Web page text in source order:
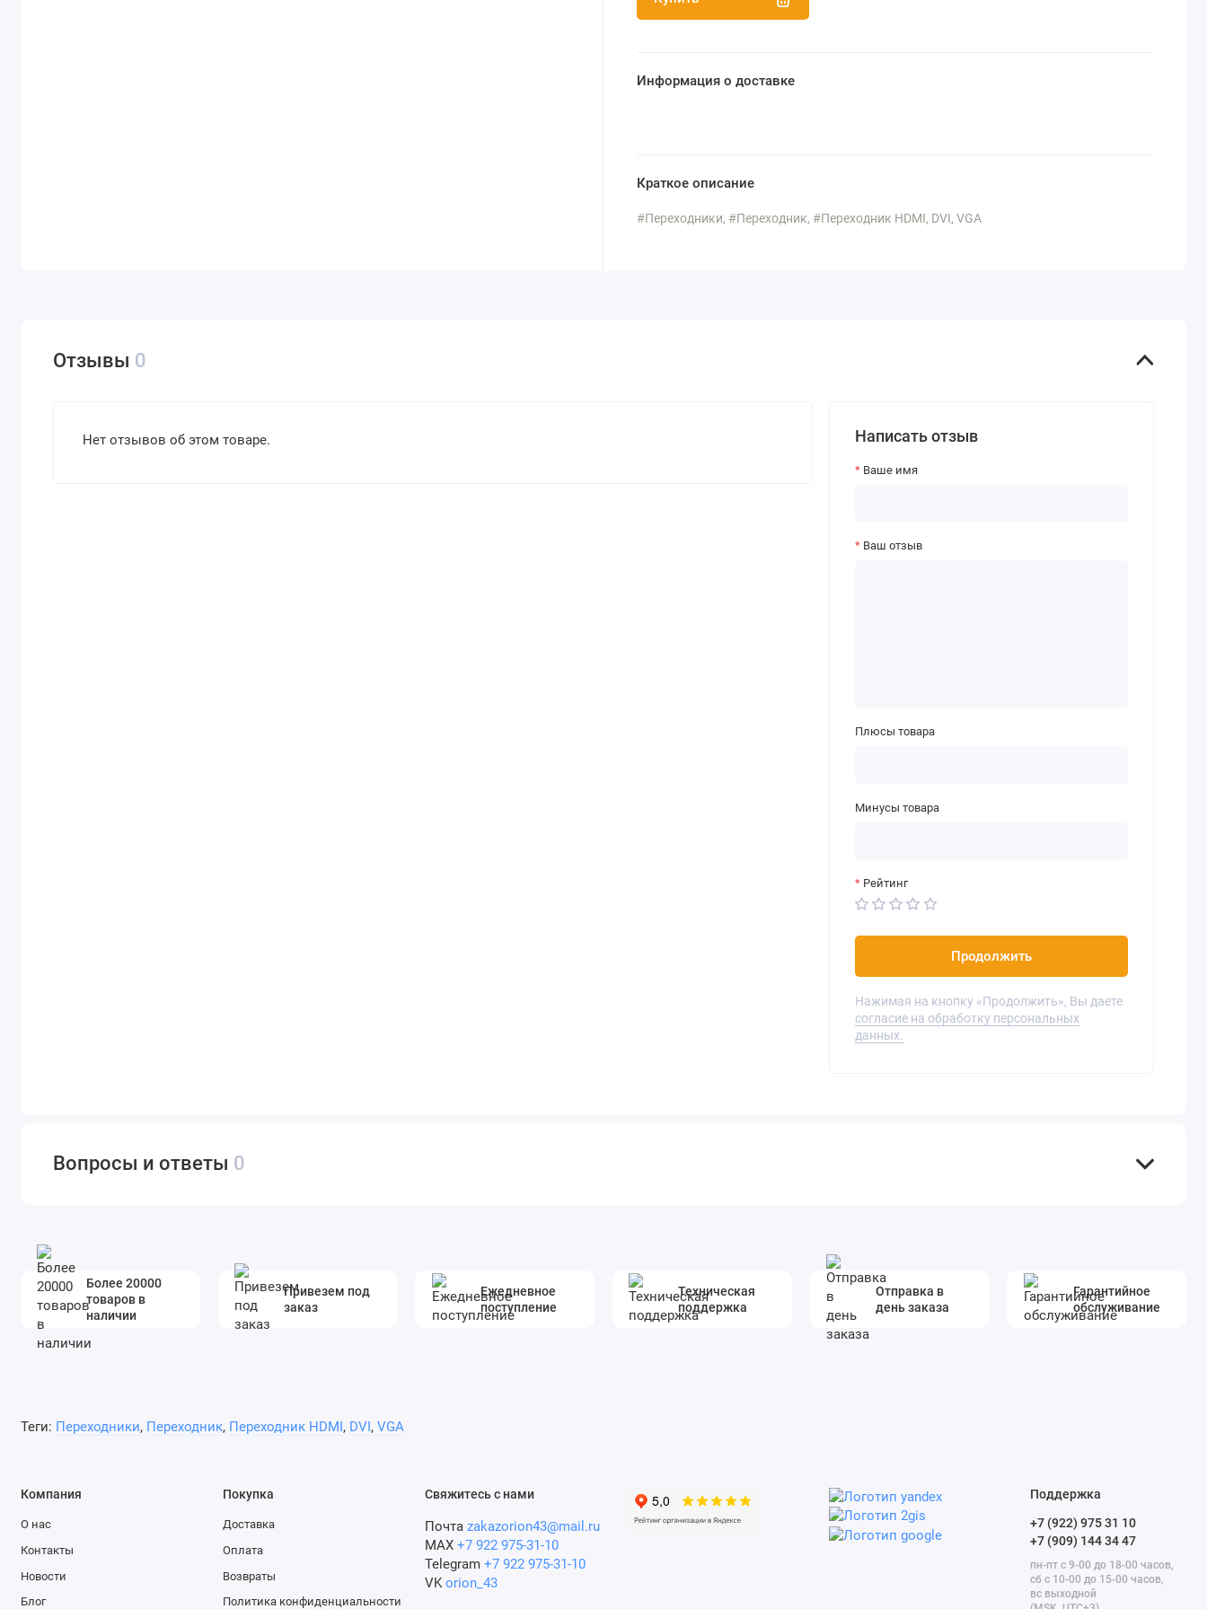
Информация о доставке
Краткое описание
#Переходники, #Переходник, #Переходник HDMI, DVI, VGA
Отзывы 0
Нет отзывов об этом товаре. Написать отзыв
Ваше имя
Ваш отзыв
Плюсы товара
Минусы товара
Рейтинг
Продолжить
Нажимая на кнопку «Продолжить», Вы даете
согласие на обработку персональных
данных.
Вопросы и ответы 0
Более 20000
товаров в
наличии
Привезем под
заказ
Ежедневное
поступление
Техническая
поддержка
Отправка в
день заказа
Гарантийное
обслуживание
Теги: Переходники, Переходник, Переходник HDMI, DVI, VGA
Компания
О нас
Контакты
Новости
Блог
Покупка
Доставка
Оплата
Возвраты
Политика конфиденциальности
Свяжитесь с нами
Почта zakazorion43@mail.ru
MAX +7 922 975-31-10
Telegram +7 922 975-31-10
VK orion_43
Поддержка
+7 (922) 975 31 10
+7 (909) 144 34 47
пн-пт с 9-00 до 18-00 часов,
сб с 10-00 до 15-00 часов,
вс выходной